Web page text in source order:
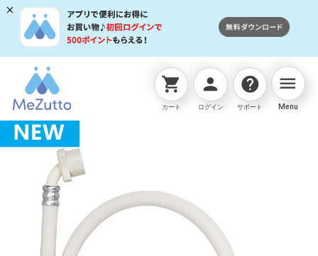
shopping_cart
カート
person
ログイン
help
サポート
menu
Menu
ネットストアTOP 洗濯機接続品 洗濯機用バブル給水